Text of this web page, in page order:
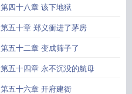
第四十八章 该下地狱
第五十章 郑义衝进了茅房
第五十二章 变成筛子了
第五十四章 永不沉没的航母
第五十六章 开府建衙